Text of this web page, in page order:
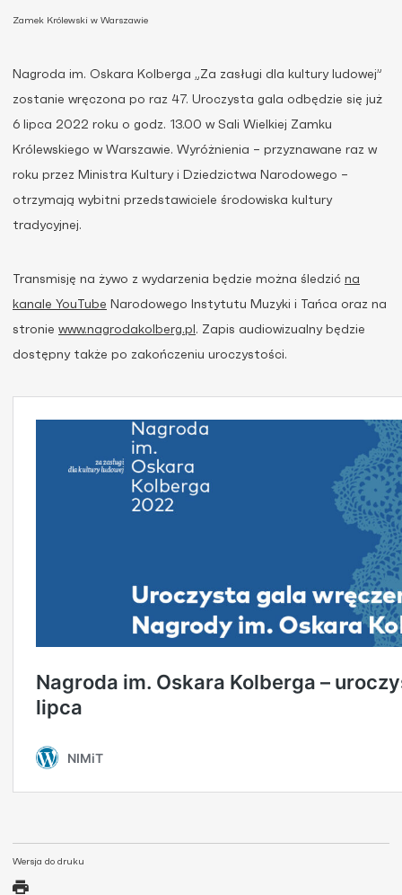
Wersja do druku
Nagroda im. Oskara Kolberga „Za zasługi dla kultury ludowej”
zostanie wręczona po raz 47. Uroczysta gala odbędzie się już
6 lipca 2022 roku o godz. 13.00 w Sali Wielkiej Zamku
Królewskiego w Warszawie. Wyróżnienia – przyznawane raz w
roku przez Ministra Kultury i Dziedzictwa Narodowego –
otrzymają wybitni przedstawiciele środowiska kultury
tradycyjnej.
Transmisję na żywo z wydarzenia będzie można śledzić na
kanale YouTube Narodowego Instytutu Muzyki i Tańca oraz na
stronie www.nagrodakolberg.pl . Zapis audiowizualny będzie
dostępny także po zakończeniu uroczystości.
Zamek Królewski w Warszawie